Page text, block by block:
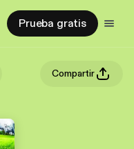
Prueba gratis
Compartir